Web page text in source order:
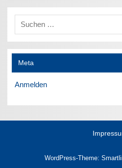
Meta
Anmelden
WordPress-Theme: